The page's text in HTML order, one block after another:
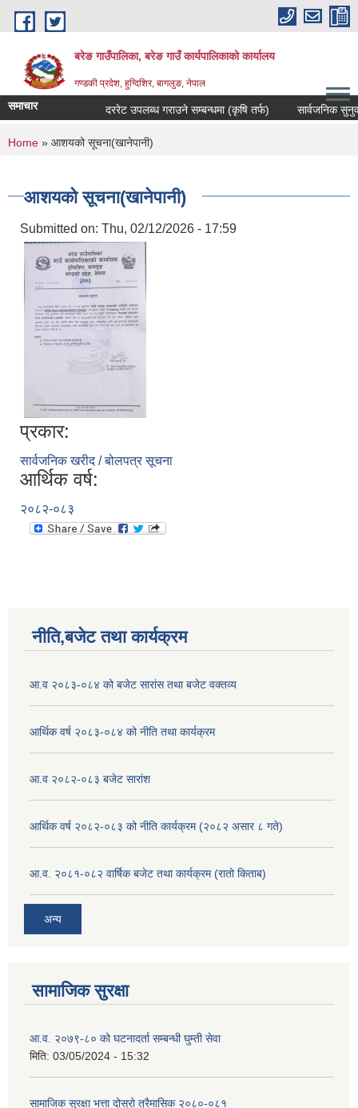
Skip to main content
बरेङ गाउँपालिका, बरेङ गाउँ कार्यपालिकाको कार्यालय
गण्डकी प्रदेश, हुग्दिशिर, बागलुङ, नेपाल
समाचार दररेट उपलब्ध गराउने सम्बन्धमा (कृषि तर्फ) सार्वजनिक सुनुवाइ
You are here
Home » आशयको सूचना(खानेपानी)
आशयको सूचना(खानेपानी)
Submitted on: Thu, 02/12/2026 - 17:59
प्रकार:
सार्वजनिक खरीद / बोलपत्र सूचना
आर्थिक वर्ष:
२०८२-०८३
नीति,बजेट तथा कार्यक्रम
आ.व २०८३-०८४ को बजेट सारांस तथा बजेट वक्तव्य
आर्थिक वर्ष २०८३-०८४ को नीति तथा कार्यक्रम
आ.व २०८२-०८३ बजेट सारांश
आर्थिक वर्ष २०८२-०८३ को नीति कार्यक्रम (२०८२ असार ८ गते)
आ.व. २०८१-०८२ वार्षिक बजेट तथा कार्यक्रम (रातो किताब)
अन्य
सामाजिक सुरक्षा
आ.व. २०७९-८० को घटनादर्ता सम्बन्धी घुम्ती सेवा
मिति: 03/05/2024 - 15:32
सामाजिक सुरक्षा भत्ता दोस्रो त्रैमासिक २०८०-०८१